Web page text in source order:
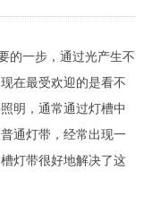
的一步，通过光产生不
在最受欢迎的是看不
明，通常通过灯槽中
通灯带，经常出现一
灯带很好地解决了这